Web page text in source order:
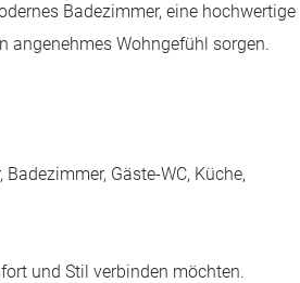
Badezimmer, eine hochwertige
angenehmes Wohngefühl sorgen.
Gäste-WC, Küche,
und Stil verbinden möchten.